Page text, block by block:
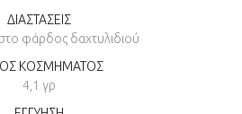
ΔΙΑΣΤΑΣΕΙΣ
φάρδος δαχτυλιδιού
ΚΟΣΜΗΜΑΤΟΣ
4,1 γρ